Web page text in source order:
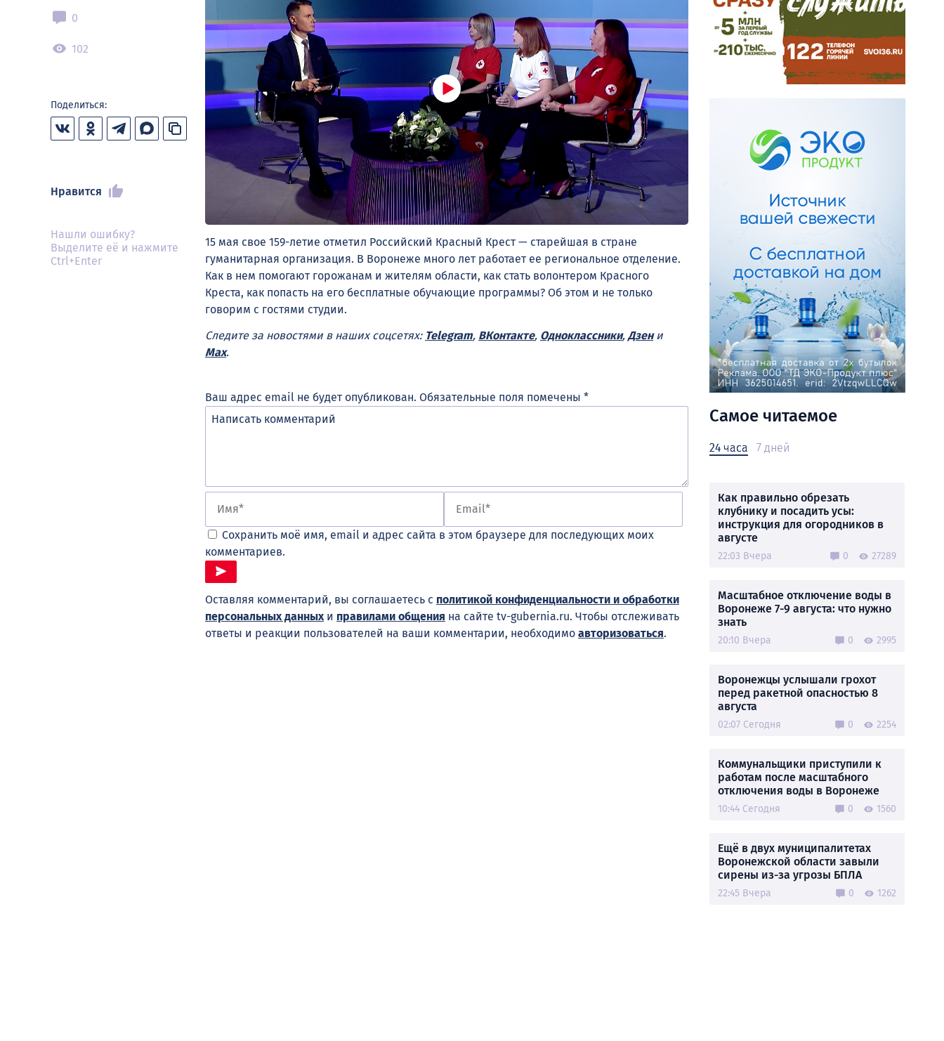
0
102
Поделиться:
Нравится
Нашли ошибку?
Выделите её и нажмите
Ctrl+Enter
15 мая свое 159-летие отметил Российский Красный Крест — старейшая в стране
гуманитарная организация. В Воронеже много лет работает ее региональное отделение.
Как в нем помогают горожанам и жителям области, как стать волонтером Красного
Креста, как попасть на его бесплатные обучающие программы? Об этом и не только
говорим с гостями студии.
Следите за новостями в наших соцсетях: Telegram, ВКонтакте, Одноклассники, Дзени
Max.
Ваш адрес email не будет опубликован. Обязательные поля помечены *
Сохранить моё имя, email и адрес сайта в этом браузере для последующих моих
комментариев.
Оставляя комментарий, вы соглашаетесь с политикой конфиденциальности и обработки
персональных данныхи правилами общения на сайте tv-gubernia.ru. Чтобы отслеживать
ответы и реакции пользователей на ваши комментарии, необходимо авторизоваться.
Самое читаемое
24 часа 7 дней
Как правильно обрезать
клубнику и посадить усы:
инструкция для огородников в
августе
22:03 Вчера 0 27289
Масштабное отключение воды в
Воронеже 7-9 августа: что нужно
знать
20:10 Вчера 0 2995
Воронежцы услышали грохот
перед ракетной опасностью 8
августа
02:07 Сегодня 0 2254
Коммунальщики приступили к
работам после масштабного
отключения воды в Воронеже
10:44 Сегодня 0 1560
Ещё в двух муниципалитетах
Воронежской области завыли
сирены из-за угрозы БПЛА
22:45 Вчера 0 1262